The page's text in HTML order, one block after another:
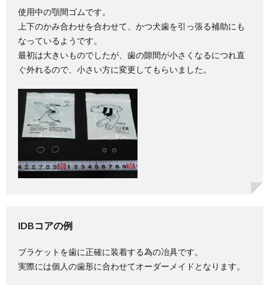
6.
裏側
リテ
ーナ
ーの
例
7.
パワ
ーチ
ェー
ン
8.
ワイ
ヤ
ドコ
使用中の顎間ゴムです。
上下のかみ合わせを合わせて、かつ犬歯を引っ張る補助にも
なっているようです。
最初は大きいものでしたが、歯の隙間が小さくなるにつれ直
ぐ外れるので、小さい方に変更してもらいました。
IDBコアの例
ブラケットを歯に正確に装着する為の冶具です。
実際には個人の歯形に合わせてオーダーメイドとなります。